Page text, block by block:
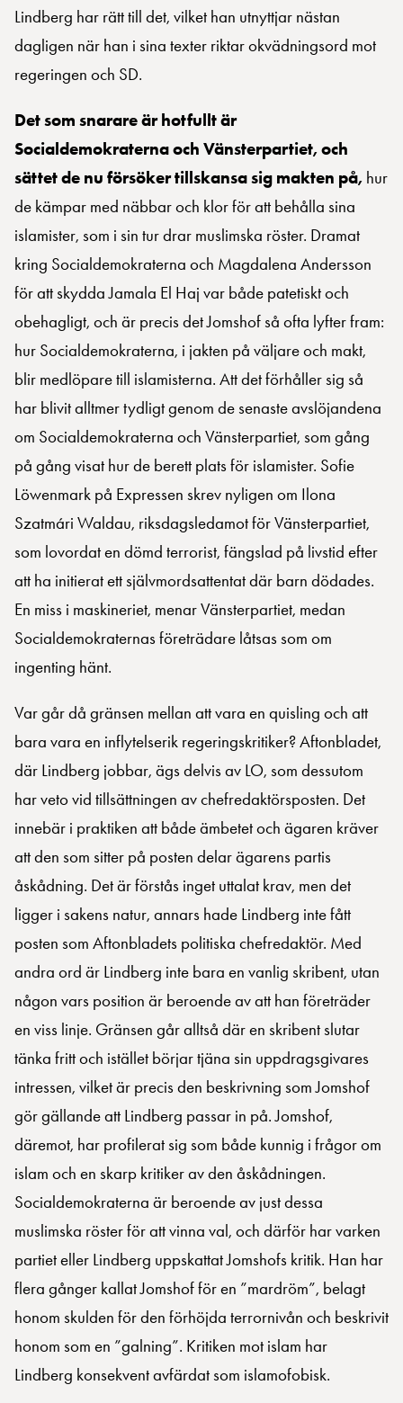
Lindberg har rätt till det, vilket han utnyttjar nästan
dagligen när han i sina texter riktar okvädningsord mot
regeringen och SD.
Det som snarare är hotfullt är
Socialdemokraterna och Vänsterpartiet, och
sättet de nu försöker tillskansa sig makten på, hur
de kämpar med näbbar och klor för att behålla sina
islamister, som i sin tur drar muslimska röster. Dramat
kring Socialdemokraterna och Magdalena Andersson
för att skydda Jamala El Haj var både patetiskt och
obehagligt, och är precis det Jomshof så ofta lyfter fram:
hur Socialdemokraterna, i jakten på väljare och makt,
blir medlöpare till islamisterna. Att det förhåller sig så
har blivit alltmer tydligt genom de senaste avslöjandena
om Socialdemokraterna och Vänsterpartiet, som gång
på gång visat hur de berett plats för islamister. Sofie
Löwenmark på Expressen skrev nyligen om Ilona
Szatmári Waldau, riksdagsledamot för Vänsterpartiet,
som lovordat en dömd terrorist, fängslad på livstid efter
att ha initierat ett självmordsattentat där barn dödades.
En miss i maskineriet, menar Vänsterpartiet, medan
Socialdemokraternas företrädare låtsas som om
ingenting hänt.
Var går då gränsen mellan att vara en quisling och att
bara vara en inflytelserik regeringskritiker? Aftonbladet,
där Lindberg jobbar, ägs delvis av LO, som dessutom
har veto vid tillsättningen av chefredaktörsposten. Det
innebär i praktiken att både ämbetet och ägaren kräver
att den som sitter på posten delar ägarens partis
åskådning. Det är förstås inget uttalat krav, men det
ligger i sakens natur, annars hade Lindberg inte fått
posten som Aftonbladets politiska chefredaktör. Med
andra ord är Lindberg inte bara en vanlig skribent, utan
någon vars position är beroende av att han företräder
en viss linje. Gränsen går alltså där en skribent slutar
tänka fritt och istället börjar tjäna sin uppdragsgivares
intressen, vilket är precis den beskrivning som Jomshof
gör gällande att Lindberg passar in på. Jomshof,
däremot, har profilerat sig som både kunnig i frågor om
islam och en skarp kritiker av den åskådningen.
Socialdemokraterna är beroende av just dessa
muslimska röster för att vinna val, och därför har varken
partiet eller Lindberg uppskattat Jomshofs kritik. Han har
flera gånger kallat Jomshof för en ”mardröm”, belagt
honom skulden för den förhöjda terrornivån och beskrivit
honom som en ”galning”. Kritiken mot islam har
Lindberg konsekvent avfärdat som islamofobisk.